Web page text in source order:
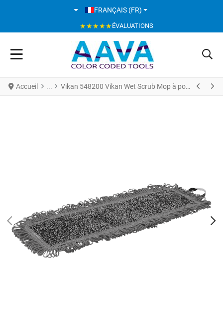
SÉLECTIONNEZ VOTRE LANGUE
FRANÇAIS (FR)
★★★★★ÉVALUATIONS
Accueil Vikan 548200 Vikan Wet Scrub Mop à poches 40 cm Grise
PREV